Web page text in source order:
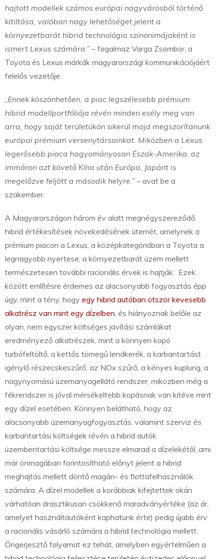
hajtott modellek számos európai nagyvárosból történő
kitiltása, valóban nagy lehetőséget jelent a
környezetbarát hibrid technológia szinonimájaként is
ismert Lexus számára.” – fogalmaz Varga Zsombor, a
Toyota és Lexus márkák magyarországi kommunikációjáért
felelős vezetője.
„Ennek köszönhetően, a piac legszélesebb prémium
hibrid modellportfóliója révén minden esély meg van
arra, hogy saját területükön sikerül majd megszorítanunk
európai prémium versenytársainkat. Miközben a Lexus
legerősebb piaca hagyományosan Észak-Amerika, az
immáron azt követő Kína után Európa, Japánt is
megelőzve feljött a második helyre.” – avat be a
szakember.
A Magyarországon három év alatt megnégyszereződő
hibrid értékesítések növekedésének ütemét, amelynek a
prémium piacon a Lexus, a középkategóriában a Toyota a
legnagyobb nyertese, a környezetbarát üzem mellett
természetesen további racionális érvek is hajtják. Ezek
között említésre érdemes az alacsonyabb fogyasztás épp
úgy, mint a tény, hogy egy hibrid autóban ötször kevesebb
alkatrész van mint egy dízelben, és hiányoznak belőle az
olyan, nem egyszer költséges javítási számlákat
eredményező alkatrészek, mint a könnyen kopó
turbófeltöltő, a kettős tömegű lendkerék, a karbantartást
igénylő részecskeszűrő, az NOx szűrő, a kényes kuplung, a
nagynyomású üzemanyagellátó rendszer, miközben még a
fékrendszer is jóval mérsékeltebb kopásnak van kitéve mint
egy dízel esetében. Könnyen belátható, hogy az
alacsonyabb üzemanyagfogyasztás, valamint szerviz és
karbantartási költségek révén a hibrid autók
üzembentartási költsége messze elmarad a dízelekétől, ami
már önmagában forintosítható előnyt jelent a hibrid
meghajtás mellett döntő magán- és flottafelhasználók
számára. A dízel modellek a korábbiak kifejtettek okán
várhatóan drasztikusan csökkenő maradványértéke (az ár,
amelyet használtautóként kaphatunk érte) pedig újabb érv
a racionális vásárló számára a hibrid technológia mellett.
Öngerjesztő folyamat ez tehát, amelyben egyértelműen a